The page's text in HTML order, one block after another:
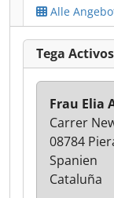
Alle
Tega
Frau Elia
Carrer
08784
Spanien
Cataluña